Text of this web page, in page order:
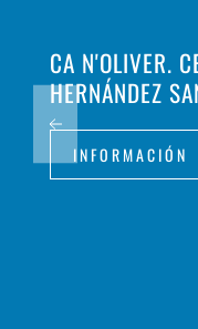
CA N'OLIVER.
HERNÁNDEZ
INFORMACIÓN